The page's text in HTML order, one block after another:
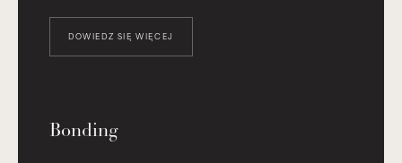
DOWIEDZ SIĘ WIĘCEJ
Bonding